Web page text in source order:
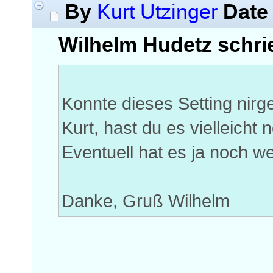
By Kurt Utzinger Date
Wilhelm Hudetz
Konnte dieses Setting
Kurt, hast du es vielleicht
Eventuell hat es ja noch
Danke, Gruß Wilhelm